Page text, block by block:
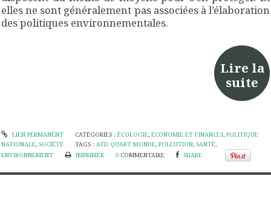
elles ne sont généralement pas associées à l’élaboration
des politiques environnementales.
Lire la
suite
LIEN PERMANENT CATÉGORIES : ÉCOLOGIE, ÉCONOMIE ET FINANCES, POLITIQUE
NATIONALE, SOCIÉTÉ TAGS :ATD QUART MONDE,POLLUTION, SANTÉ,
ENVIRONNEMENT
IMPRIMER 0 COMMENTAIRE SHARE